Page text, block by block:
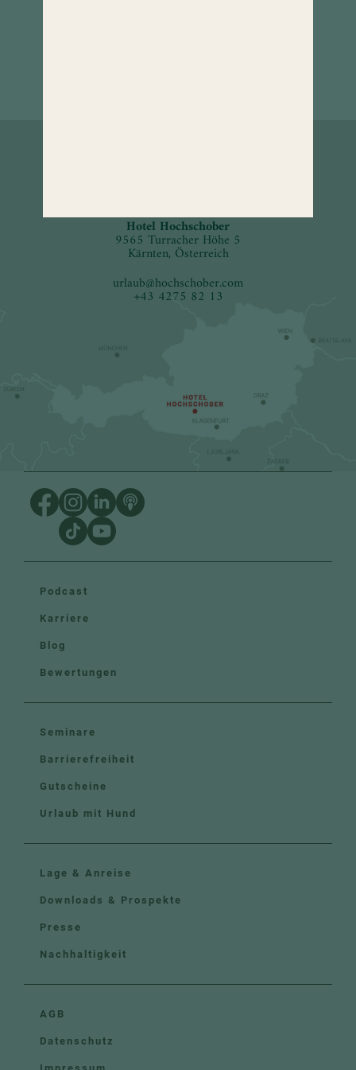
Hotel Hochschober
9565 Turracher Höhe 5
Kärnten, Österreich
urlaub@hochschober.com
+43 4275 82 13
Podcast
Karriere
Blog
Bewertungen
Seminare
Barrierefreiheit
Gutscheine
Urlaub mit Hund
Lage & Anreise
Downloads & Prospekte
Presse
Nachhaltigkeit
AGB
Datenschutz